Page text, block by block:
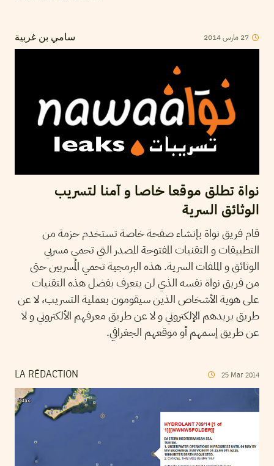
سامي بن غربية 27 مارس2014
نواة تطلق موقعا خاصا و آمنا لتسريب
الوثائق السرية
قام فريق نواة بإنشاء صفحة خاصة تستخدم حزمة من
التطبيقات و التقنيات المفتوحة المصدر التي تحمي مسربي
الوثائق و الملفات السرية. هذه البرمجية تحمي المُسربين حتى
من فريق نواة نفسه الذي لن يتعرف بفضل هذه التقنيات
على هوية الأشخاص الذين سيقومون بعملية التسريب، لا عن
طريق بريدهم الإلكتروني و لا عن طريق معرفهم الألكتروني و لا
عن طريق إسمهم أو موقعهم الجغرافي.
LA RÉDACTION 25 Mar 2014